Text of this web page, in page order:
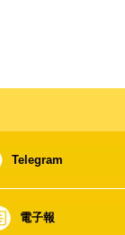
Telegram
電子報